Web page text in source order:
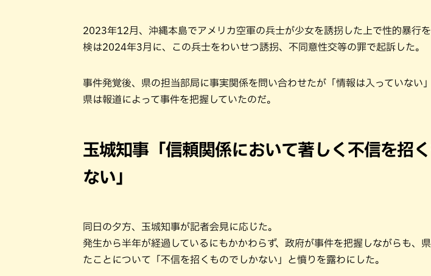
2023年12月、沖縄本島でアメリカ空軍の兵士が少女を誘拐した上で性的暴行
検は2024年3月に、この兵士をわいせつ誘拐、不同意性交等の罪で起訴した。
事件発覚後、県の担当部局に事実関係を問い合わせたが「情報は入っていない
県は報道によって事件を把握していたのだ。
玉城知事「信頼関係において著しく不信を招
ない」
同日の夕方、玉城知事が記者会見に応じた。
発生から半年が経過しているにもかかわらず、政府が事件を把握しながらも、
たことについて「不信を招くものでしかない」と憤りを露わにした。